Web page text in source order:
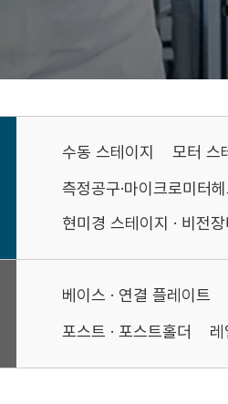
수동 스테이지 모터 스
측정공구·마이크로미터
현미경 스테이지 · 비전장
베이스 · 연결 플레이트
포스트 · 포스트홀더 레